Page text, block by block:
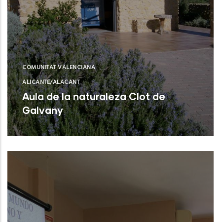
COMUNITAT VALENCIANA
ALICANTE/ALACANT
Aula de la naturaleza Clot de
Galvany
Elx (Alicante)